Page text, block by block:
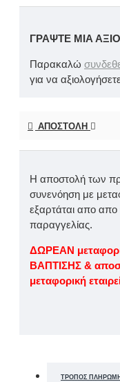
ΓΡΆΨΤΕ ΜΙΑ
Παρακαλώ
για να
ΑΠΟΣΤΟΛΉ
Η αποστολή των
συνενόηση με
εξαρτάται απο απο
παραγγελίας.
ΔΩΡΕΑΝ
ΒΑΠΤΙΣΗΣ &
μεταφορική
ΤΡΌΠΟΣ